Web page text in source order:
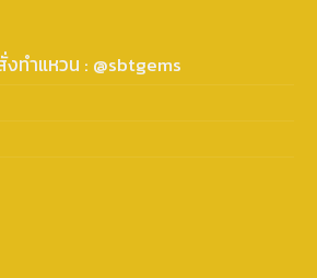
ทำแหวน : @sbtgems